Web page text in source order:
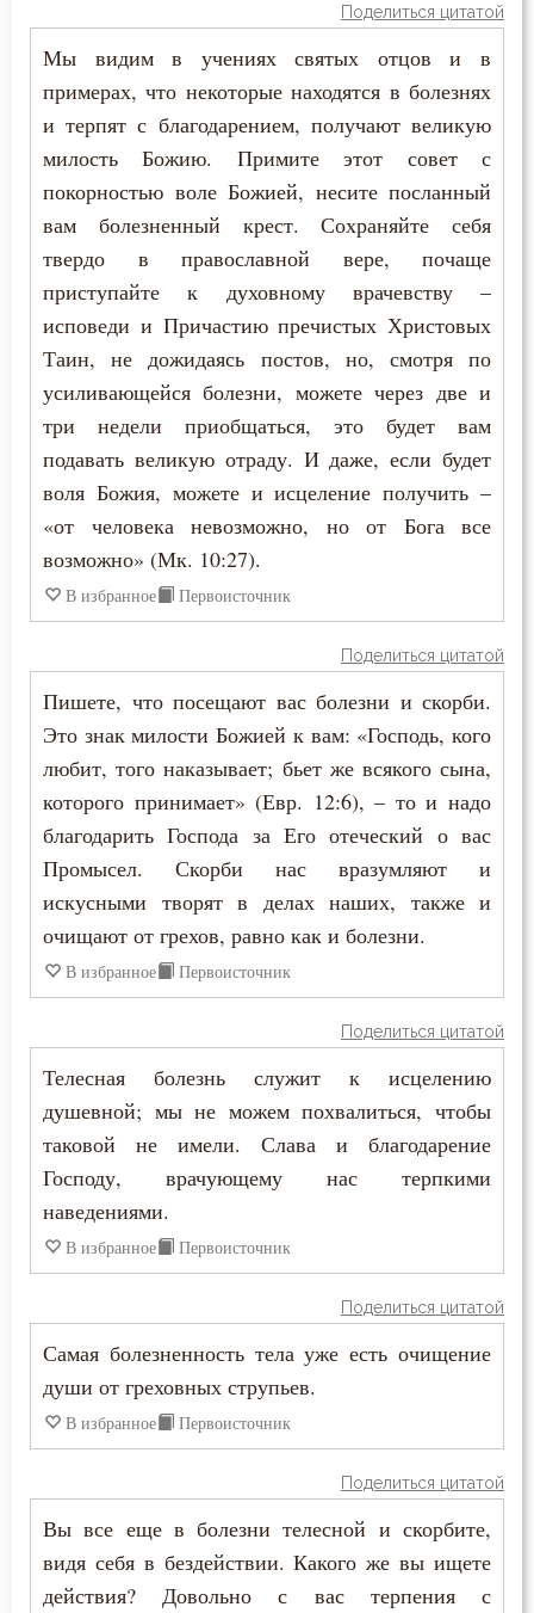
Поделиться цитатой
Мы видим в учениях святых отцов и в
примерах, что некоторые находятся в болезнях
и терпят с благодарением, получают великую
милость Божию. Примите этот совет с
покорностью воле Божией, несите посланный
вам болезненный крест. Сохраняйте себя
твердо в православной вере, почаще
приступайте к духовному врачевству –
исповеди и Причастию пречистых Христовых
Таин, не дожидаясь постов, но, смотря по
усиливающейся болезни, можете через две и
три недели приобщаться, это будет вам
подавать великую отраду. И даже, если будет
воля Божия, можете и исцеление получить –
«от человека невозможно, но от Бога все
возможно» (Мк. 10:27).
В избранное Первоисточник
Поделиться цитатой
Пишете, что посещают вас болезни и скорби.
Это знак милости Божией к вам: «Господь, кого
любит, того наказывает; бьет же всякого сына,
которого принимает» (Евр. 12:6), – то и надо
благодарить Господа за Его отеческий о вас
Промысел. Скорби нас вразумляют и
искусными творят в делах наших, также и
очищают от грехов, равно как и болезни.
В избранное Первоисточник
Поделиться цитатой
Телесная болезнь служит к исцелению
душевной; мы не можем похвалиться, чтобы
таковой не имели. Слава и благодарение
Господу, врачующему нас терпкими
наведениями.
В избранное Первоисточник
Поделиться цитатой
Самая болезненность тела уже есть очищение
души от греховных струпьев.
В избранное Первоисточник
Поделиться цитатой
Вы все еще в болезни телесной и скорбите,
видя себя в бездействии. Какого же вы ищете
действия? Довольно с вас терпения с